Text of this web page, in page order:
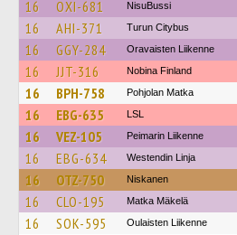
16 OXI-681 NisuBussi
16 AHI-371 Turun Citybus
16 GGY-284 Oravaisten Liikenne
16 JJT-316 Nobina Finland
16 BPH-758 Pohjolan Matka
16 EBG-635 LSL
16 VEZ-105 Peimarin Liikenne
16 EBG-634 Westendin Linja
16 OTZ-750 Niskanen
16 CLO-195 Matka Mäkelä
16 SOK-595 Oulaisten Liikenne